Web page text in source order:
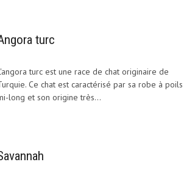
turc
turc est une race de chat originaire de
Ce chat est caractérisé par sa robe à poils
long et son origine très...